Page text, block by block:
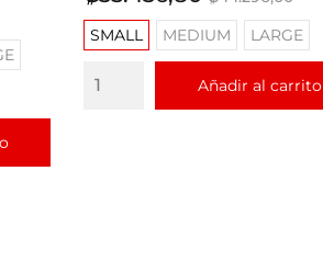
base
SMALL
MEDIUM LARGE
Añadir al carrito